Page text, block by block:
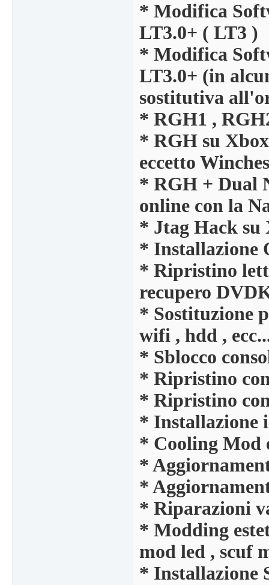
* Modifica
LT3.0+ ( LT3 )
* Modifica
LT3.0+ (in
sostitutiva
* RGH1 ,
* RGH su
eccetto
* RGH + Dual
online con la
* Jtag Hack su
* Installazione
* Ripristino
recupero
* Sostituzione
wifi , hdd ,
* Sblocco
* Ripristino
* Ripristino
* Installazione
* Cooling Mod
*
*
* Riparazioni
* Modding
mod led , scuf
* Installazione